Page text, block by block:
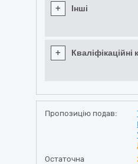
+ Інші
+ Кваліфікаційні
Пропозицію подав:
Остаточна